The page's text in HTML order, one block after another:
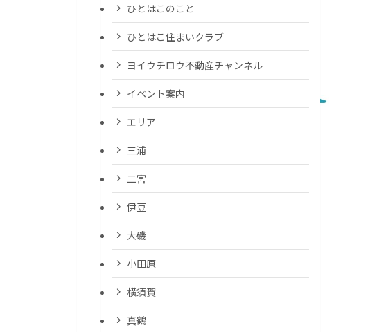
ひとはこのこと
ひとはこ住まいクラブ
ヨイウチロウ不動産チャンネル
イベント案内
エリア
三浦
二宮
伊豆
大磯
小田原
横須賀
真鶴